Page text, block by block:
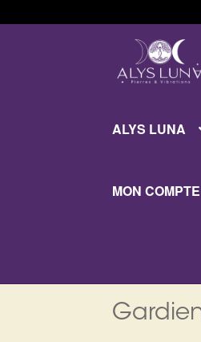
Aller
la
Aller
au
contenu
ALYS LUNA
MON COMPTE